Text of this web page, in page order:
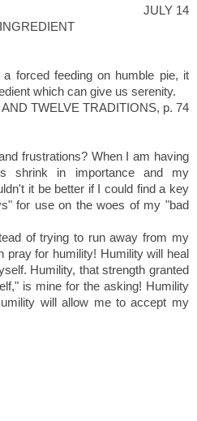
JULY 14
forced feeding on humble pie, it
which can give us serenity.
TWELVE TRADITIONS, p. 74
frustrations? When I am having
shrink in importance and my
it be better if I could find a key
for use on the woes of my "bad
of trying to run away from my
for humility! Humility will heal
Humility, that strength granted
is mine for the asking! Humility
will allow me to accept my